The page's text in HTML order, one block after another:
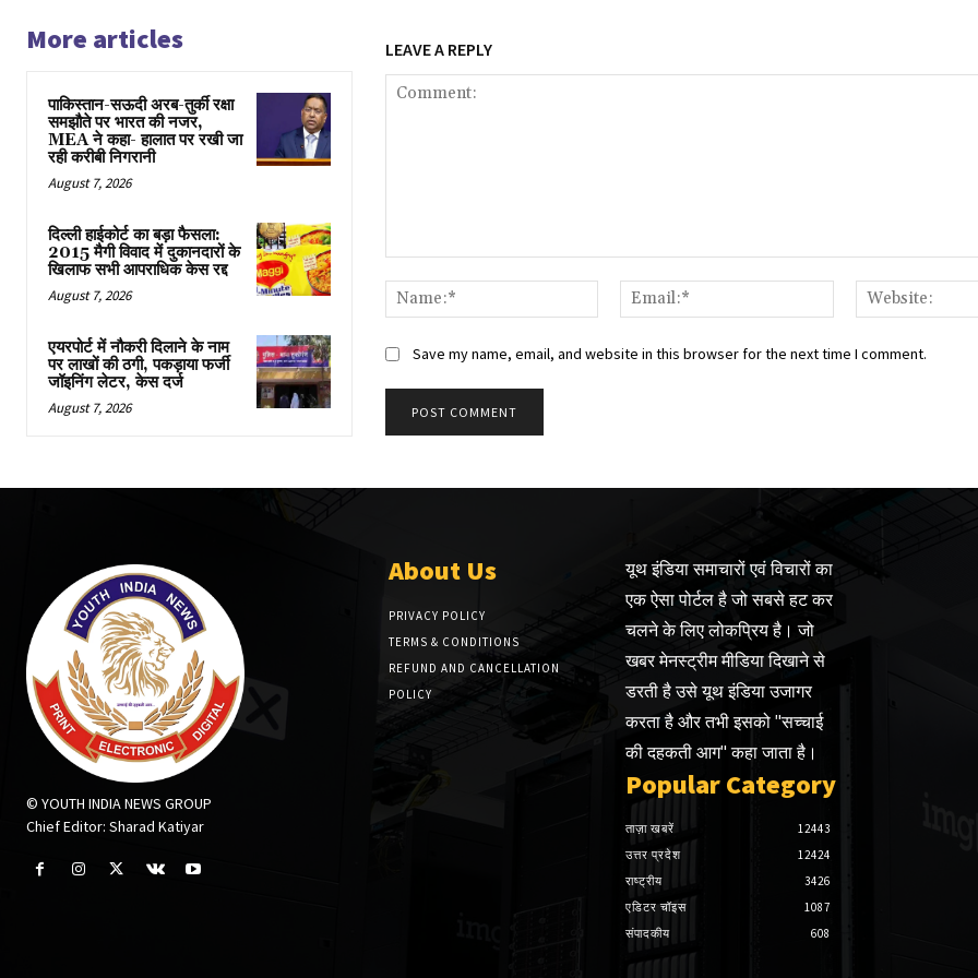
More articles
पाकिस्तान-सऊदी अरब-तुर्की रक्षा
समझौते पर भारत की नजर,
MEA ने कहा- हालात पर रखी जा
रही करीबी निगरानी
August 7, 2026
दिल्ली हाईकोर्ट का बड़ा फैसला:
2015 मैगी विवाद में दुकानदारों के
खिलाफ सभी आपराधिक केस रद्द
August 7, 2026
एयरपोर्ट में नौकरी दिलाने के नाम
पर लाखों की ठगी, पकड़ाया फर्जी
जॉइनिंग लेटर, केस दर्ज
August 7, 2026
LEAVE A REPLY
Name:*
Email:*
Save my name, email, and website in this browser for the next time I comment.
© YOUTH INDIA NEWS GROUP
Chief Editor: Sharad Katiyar
About Us
PRIVACY POLICY
TERMS & CONDITIONS
REFUND AND CANCELLATION
POLICY
यूथ इंडिया समाचारों एवं विचारों का
एक ऐसा पोर्टल है जो सबसे हट कर
चलने के लिए लोकप्रिय है। जो
खबर मेनस्ट्रीम मीडिया दिखाने से
डरती है उसे यूथ इंडिया उजागर
करता है और तभी इसको "सच्चाई
की दहकती आग" कहा जाता है।
Popular Category
ताज़ा खबरें
12443
उत्तर प्रदेश
12424
राष्ट्रीय
3426
एडिटर चॉइस
1087
संपादकीय
608